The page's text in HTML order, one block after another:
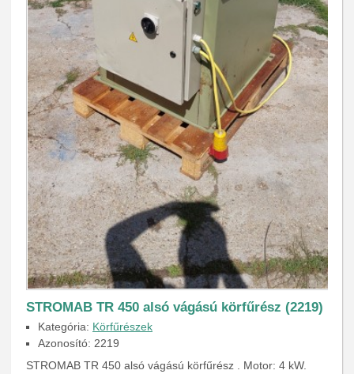
STROMAB TR 450 alsó vágású körfűrész (2219)
Kategória: Körfűrészek
Azonosító: 2219
STROMAB TR 450 alsó vágású körfűrész . Motor: 4 kW.